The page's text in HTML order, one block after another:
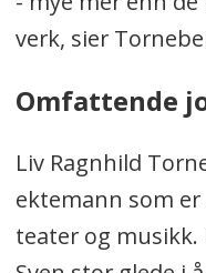
verk, sier
Omfattende
Liv Ragnhild
ektemann som
teater og